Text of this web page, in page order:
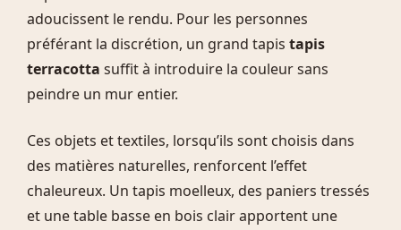
adoucissent le rendu. Pour les personnes
préférant la discrétion, un grand tapis tapis
terracotta suffit à introduire la couleur sans
peindre un mur entier.
Ces objets et textiles, lorsqu’ils sont choisis dans
des matières naturelles, renforcent l’effet
chaleureux. Un tapis moelleux, des paniers tressés
et une table basse en bois clair apportent une